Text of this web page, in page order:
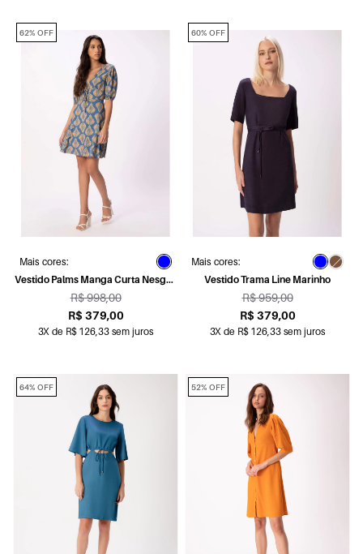
Mais cores:
Vestido Palms Manga Curta Nesgas
Azul Bic
R$ 998,00
R$ 379,00
3X de R$ 126,33 sem juros
62% OFF
Mais cores:
Vestido Trama Line Marinho
R$ 959,00
R$ 379,00
3X de R$ 126,33 sem juros
60% OFF
64% OFF 52% OFF